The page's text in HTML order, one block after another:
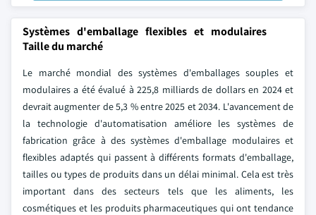
Systèmes d'emballage flexibles et modulaires
Taille du marché
Le marché mondial des systèmes d'emballages souples et
modulaires a été évalué à 225,8 milliards de dollars en 2024 et
devrait augmenter de 5,3 % entre 2025 et 2034. L'avancement de
la technologie d'automatisation améliore les systèmes de
fabrication grâce à des systèmes d'emballage modulaires et
flexibles adaptés qui passent à différents formats d'emballage,
tailles ou types de produits dans un délai minimal. Cela est très
important dans des secteurs tels que les aliments, les
cosmétiques et les produits pharmaceutiques qui ont tendance